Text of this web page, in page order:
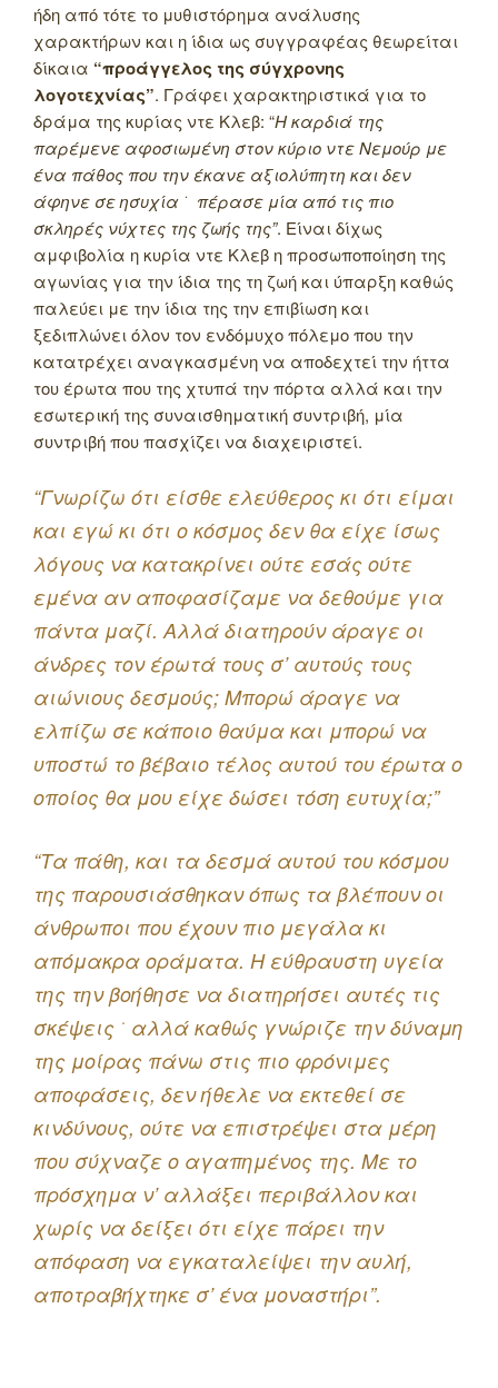
ήδη από τότε το μυθιστόρημα ανάλυσης
χαρακτήρων και η ίδια ως συγγραφέας θεωρείται
δίκαια “προάγγελος της σύγχρονης
λογοτεχνίας”. Γράφει χαρακτηριστικά για το
δράμα της κυρίας ντε Κλεβ: “Η καρδιά της
παρέμενε αφοσιωμένη στον κύριο ντε Νεμούρ με
ένα πάθος που την έκανε αξιολύπητη και δεν
άφηνε σε ησυχία ͘ πέρασε μία από τις πιο
σκληρές νύχτες της ζωής της”. Είναι δίχως
αμφιβολία η κυρία ντε Κλεβ η προσωποποίηση της
αγωνίας για την ίδια της τη ζωή και ύπαρξη καθώς
παλεύει με την ίδια της την επιβίωση και
ξεδιπλώνει όλον τον ενδόμυχο πόλεμο που την
κατατρέχει αναγκασμένη να αποδεχτεί την ήττα
του έρωτα που της χτυπά την πόρτα αλλά και την
εσωτερική της συναισθηματική συντριβή, μία
συντριβή που πασχίζει να διαχειριστεί.
“Γνωρίζω ότι είσθε ελεύθερος κι ότι είμαι
και εγώ κι ότι ο κόσμος δεν θα είχε ίσως
λόγους να κατακρίνει ούτε εσάς ούτε
εμένα αν αποφασίζαμε να δεθούμε για
πάντα μαζί. Αλλά διατηρούν άραγε οι
άνδρες τον έρωτά τους σ’ αυτούς τους
αιώνιους δεσμούς; Μπορώ άραγε να
ελπίζω σε κάποιο θαύμα και μπορώ να
υποστώ το βέβαιο τέλος αυτού του έρωτα ο
οποίος θα μου είχε δώσει τόση ευτυχία;”
“Τα πάθη, και τα δεσμά αυτού του κόσμου
της παρουσιάσθηκαν όπως τα βλέπουν οι
άνθρωποι που έχουν πιο μεγάλα κι
απόμακρα οράματα. Η εύθραυστη υγεία
της την βοήθησε να διατηρήσει αυτές τις
σκέψεις ͘ αλλά καθώς γνώριζε την δύναμη
της μοίρας πάνω στις πιο φρόνιμες
αποφάσεις, δεν ήθελε να εκτεθεί σε
κινδύνους, ούτε να επιστρέψει στα μέρη
που σύχναζε ο αγαπημένος της. Με το
πρόσχημα ν’ αλλάξει περιβάλλον και
χωρίς να δείξει ότι είχε πάρει την
απόφαση να εγκαταλείψει την αυλή,
αποτραβήχτηκε σ’ ένα μοναστήρι”.